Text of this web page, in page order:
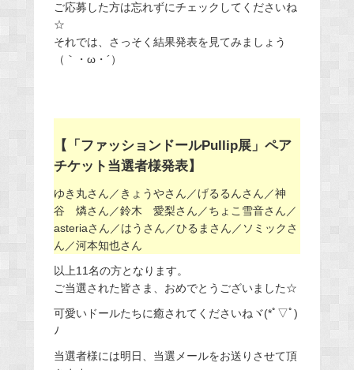
ご応募した方は忘れずにチェックしてくださいね
☆
それでは、さっそく結果発表を見てみましょう
（｀・ω・´）
【「ファッションドールPullip展」ペア
チケット当選者様発表】
ゆき丸さん／きょうやさん／げるるんさん／神
谷 燐さん／鈴木 愛梨さん／ちょこ雪音さん／
asteriaさん／はうさん／ひるまさん／ソミックさ
ん／河本知也さん
以上11名の方となります。
ご当選された皆さま、おめでとうございました☆
可愛いドールたちに癒されてくださいねヾ(*ﾟ▽ﾟ)
ﾉ
当選者様には明日、当選メールをお送りさせて頂